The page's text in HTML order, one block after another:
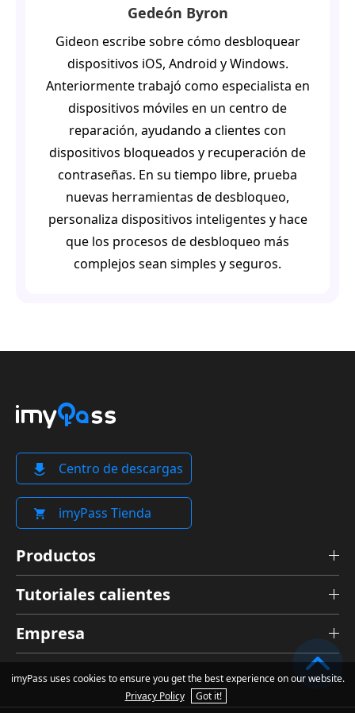
Gedeón Byron
Gideon escribe sobre cómo desbloquear
dispositivos iOS, Android y Windows.
Anteriormente trabajó como especialista en
dispositivos móviles en un centro de
reparación, ayudando a clientes con
dispositivos bloqueados y recuperación de
contraseñas. En su tiempo libre, prueba
nuevas herramientas de desbloqueo,
personaliza dispositivos inteligentes y hace
que los procesos de desbloqueo más
complejos sean simples y seguros.
Centro de descargas
imyPass Tienda
Productos
Tutoriales calientes
Empresa
imyPass uses cookies to ensure you get the best experience on our website.
Privacy Policy
Got it!